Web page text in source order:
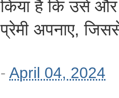
किया है कि उसे
प्रेमी अपनाए,
- April 04, 2024